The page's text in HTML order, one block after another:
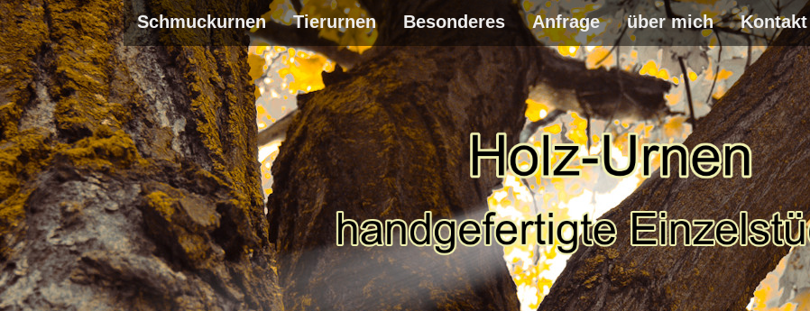
Schmuckurnen Tierurnen Besonderes Anfrage über mich Kontakt